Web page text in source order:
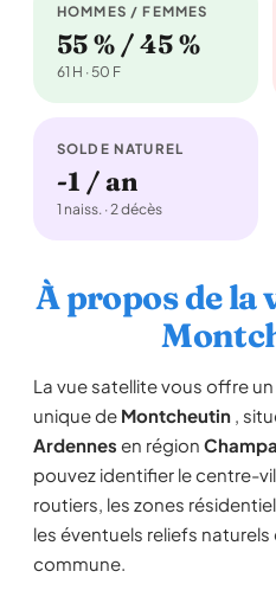
HOMMES / FEMMES
55 % / 45 %
61 H · 50 F
SOLDE NATUREL
-1 / an
1 naiss. · 2 décès
À propos de la
La vue satellite vous offre
unique de Montcheutin ,
Ardennes en région
pouvez identifier le centre-
routiers, les zones
les éventuels reliefs
commune.